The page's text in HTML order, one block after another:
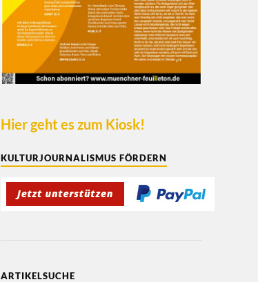
Hier geht es zum Kiosk!
KULTURJOURNALISMUS FÖRDERN
ARTIKELSUCHE